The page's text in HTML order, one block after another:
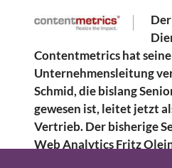
Contentmetrics hat seine
Unternehmensleitung
Schmid, die bislang
gewesen ist, leitet jetzt
Vertrieb. Der bisherige
Web Analytics Fritz